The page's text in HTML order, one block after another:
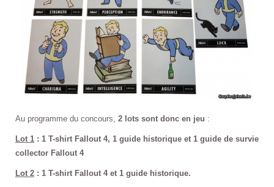
Au programme du concours, 2 lots sont donc en jeu :
Lot 1 : 1 T-shirt Fallout 4, 1 guide historique et 1 guide de survie
collector Fallout 4
Lot 2 : 1 T-shirt Fallout 4 et 1 guide historique.